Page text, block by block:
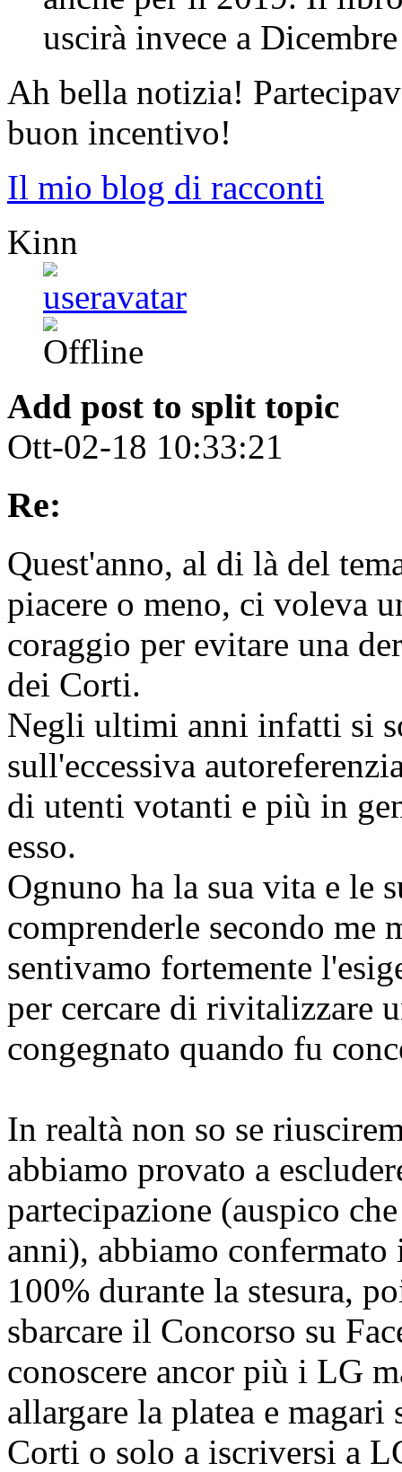
uscirà invece a
Ah bella notizia!
buon incentivo!
Il mio blog di racconti
Kinn
Add post to split topic
Ott-02-18 10:33:21
Re:
Quest'anno, al di là del
piacere o meno, ci voleva
coraggio per evitare una
dei Corti.
Negli ultimi anni infatti si
sull'eccessiva
di utenti votanti e più in
esso.
Ognuno ha la sua vita e le
comprenderle secondo me
sentivamo fortemente
per cercare di rivitalizzare
congegnato quando fu
In realtà non so se
abbiamo provato a
partecipazione (auspico
anni), abbiamo
100% durante la stesura,
sbarcare il Concorso su
conoscere ancor più i LG
allargare la platea e
Corti o solo a iscriversi a